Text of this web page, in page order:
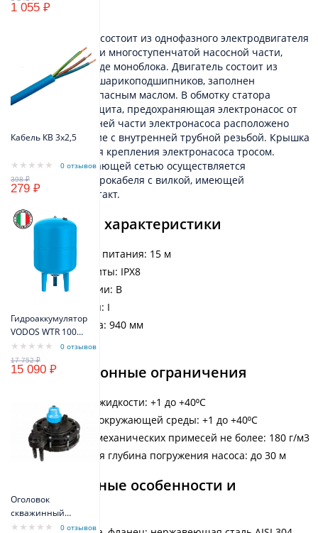
1 055 ₽
Кабель КВ 3х2,5
0 отзывов
279 ₽
Гидроаккумулятор
VODOS WTR 100
VERT (100 литров,
10bar, G1", +99°C,
мембрана EPDM
0 отзывов
15 090 ₽
Оголовок
скважинный
ОСПБ 130-140/32
0 отзывов
Устройство
Belamos 3JNR-65/3 состоит из однофазного электродвигателя
переменного тока и многоступенчатой насосной части,
выполненных в виде моноблока. Двигатель состоит из
ротора, статора и шарикоподшипников, заполнен
экологически безопасным маслом. В обмотку статора
встроена термозащита, предохраняющая электронасос от
перегрева. В верхней части электронасоса расположено
выходное отверстие с внутренней трубной резьбой. Крышка
имеет два ушка для крепления электронасоса тросом.
Соединение с питающей сетью осуществляется
посредством электрокабеля с вилкой, имеющей
заземляющий контакт.
Технические характеристики
Длина кабеля питания: 15 м
Степень защиты: IPX8
Класс изоляции: B
Класс защиты: I
Высота насоса: 940 мм
Вес: 10,12 кг
Эксплуатационные ограничения
Температура жидкости: +1 до +40⁰С
Температура окружающей среды: +1 до +40⁰С
Содержание механических примесей не более: 180 г/м3
Максимальная глубина погружения насоса: до 30 м
Конструктивные особенности и
материалы